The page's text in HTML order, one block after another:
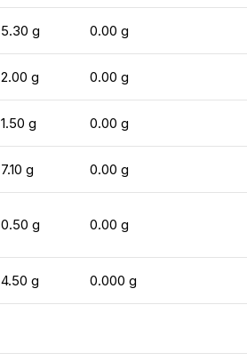
5.30 g 0.00 g
2.00 g 0.00 g
1.50 g 0.00 g
7.10 g 0.00 g
0.50 g 0.00 g
4.50 g 0.000 g